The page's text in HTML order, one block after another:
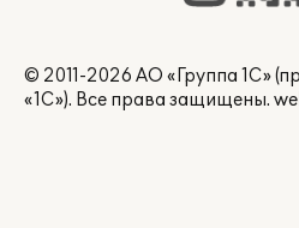
© 2011-2026 АО «Группа 1С»
«1С»). Все права защищены.